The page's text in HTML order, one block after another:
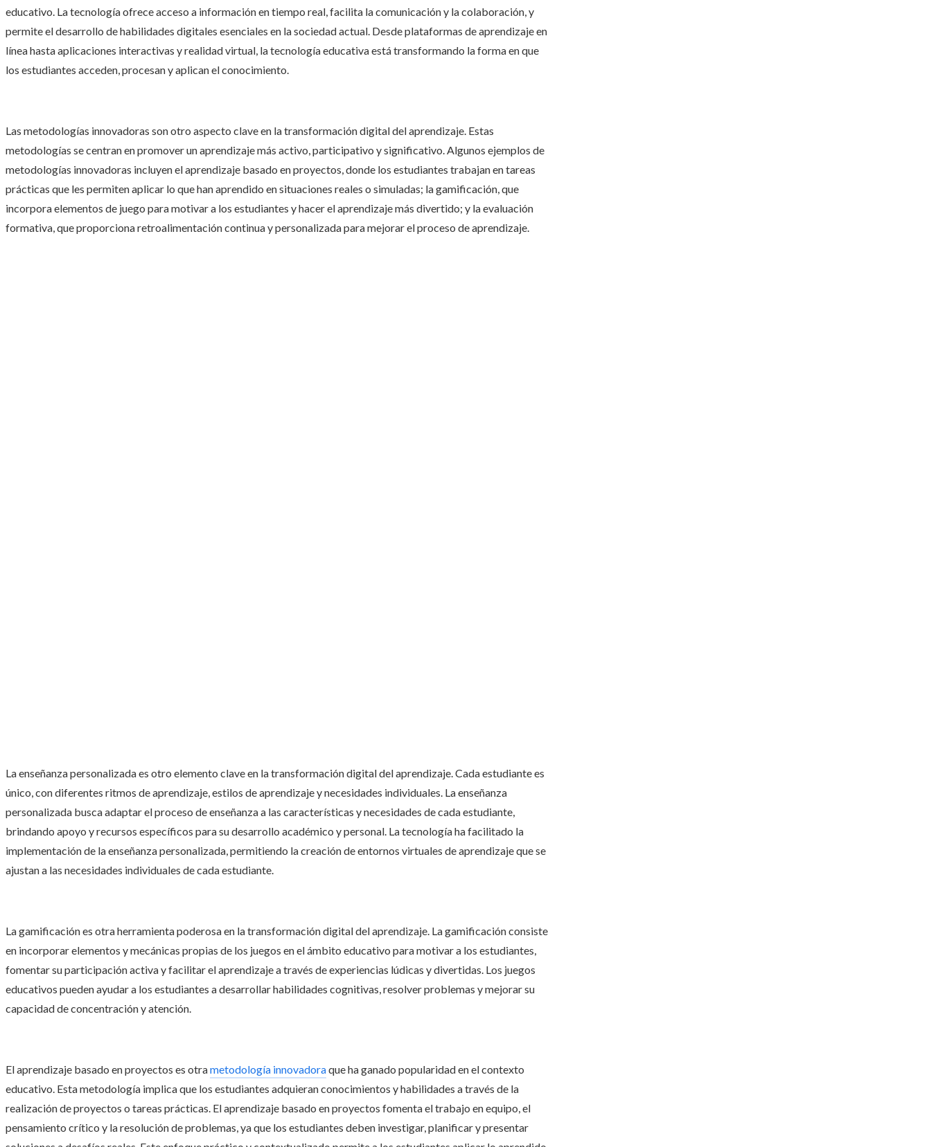
educativo. La tecnología ofrece acceso a información en tiempo real, facilita la comunicación y la colaboración, y
permite el desarrollo de habilidades digitales esenciales en la sociedad actual. Desde plataformas de aprendizaje en
línea hasta aplicaciones interactivas y realidad virtual, la tecnología educativa está transformando la forma en que
los estudiantes acceden, procesan y aplican el conocimiento.
Las metodologías innovadoras son otro aspecto clave en la transformación digital del aprendizaje. Estas
metodologías se centran en promover un aprendizaje más activo, participativo y significativo. Algunos ejemplos de
metodologías innovadoras incluyen el aprendizaje basado en proyectos, donde los estudiantes trabajan en tareas
prácticas que les permiten aplicar lo que han aprendido en situaciones reales o simuladas; la gamificación, que
incorpora elementos de juego para motivar a los estudiantes y hacer el aprendizaje más divertido; y la evaluación
formativa, que proporciona retroalimentación continua y personalizada para mejorar el proceso de aprendizaje.
La enseñanza personalizada es otro elemento clave en la transformación digital del aprendizaje. Cada estudiante es
único, con diferentes ritmos de aprendizaje, estilos de aprendizaje y necesidades individuales. La enseñanza
personalizada busca adaptar el proceso de enseñanza a las características y necesidades de cada estudiante,
brindando apoyo y recursos específicos para su desarrollo académico y personal. La tecnología ha facilitado la
implementación de la enseñanza personalizada, permitiendo la creación de entornos virtuales de aprendizaje que se
ajustan a las necesidades individuales de cada estudiante.
La gamificación es otra herramienta poderosa en la transformación digital del aprendizaje. La gamificación consiste
en incorporar elementos y mecánicas propias de los juegos en el ámbito educativo para motivar a los estudiantes,
fomentar su participación activa y facilitar el aprendizaje a través de experiencias lúdicas y divertidas. Los juegos
educativos pueden ayudar a los estudiantes a desarrollar habilidades cognitivas, resolver problemas y mejorar su
capacidad de concentración y atención.
El aprendizaje basado en proyectos es otrametodología innovadoraque ha ganado popularidad en el contexto
educativo. Esta metodología implica que los estudiantes adquieran conocimientos y habilidades a través de la
realización de proyectos o tareas prácticas. El aprendizaje basado en proyectos fomenta el trabajo en equipo, el
pensamiento crítico y la resolución de problemas, ya que los estudiantes deben investigar, planificar y presentar